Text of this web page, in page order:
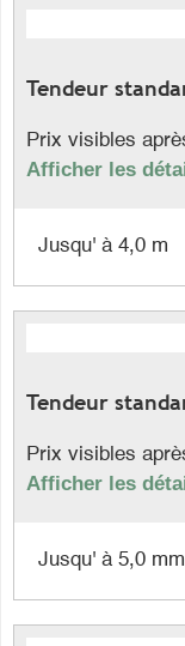
Tendeur
Prix visibles
Afficher les
Jusqu' à 4,0 m
Tendeur
Prix visibles
Afficher les
Jusqu' à 5,0 mm